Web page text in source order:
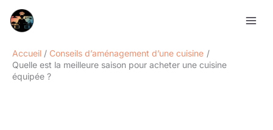
Accueil
Conseils d’aménagement d’une cuisine
Quelle est la meilleure saison pour acheter une cuisine
équipée ?
Rechercher